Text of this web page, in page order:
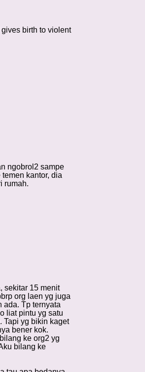
birth to violent
ngobrol2 sampe
kantor, dia
rumah.
sekitar 15 menit
org laen yg juga
ada. Tp ternyata
liat pintu yg satu
Tapi yg bikin kaget
bener kok.
ke org2 yg
bilang ke